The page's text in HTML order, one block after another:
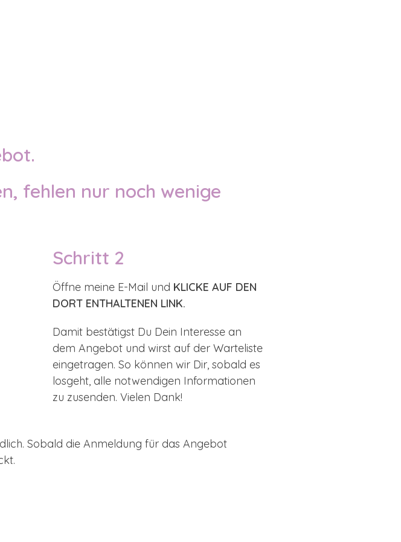
fehlen nur noch wenige
Schritt 2
Öffne meine E-Mail und KLICKE AUF DEN
DORT ENTHALTENEN LINK.
Damit bestätigst Du Dein Interesse an
dem Angebot und wirst auf der Warteliste
eingetragen. So können wir Dir, sobald es
losgeht, alle notwendigen Informationen
zu zusenden. Vielen Dank!
Sobald die Anmeldung für das Angebot